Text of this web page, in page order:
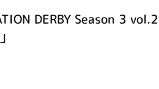
DERBY Season 3